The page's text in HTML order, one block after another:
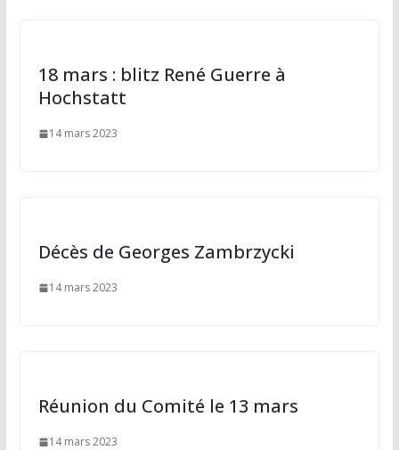
18 mars : blitz René Guerre à
Hochstatt
14 mars 2023
Décès de Georges Zambrzycki
14 mars 2023
Réunion du Comité le 13 mars
14 mars 2023